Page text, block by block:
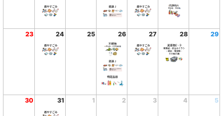
23 24 25 26 27 28 29
30 31 1 2 3 4 5